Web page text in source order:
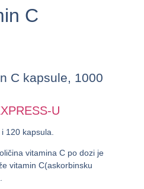
C
C kapsule, 1000
U
120 kapsula.
vitamina C po dozi je
vitamin C(askorbinsku